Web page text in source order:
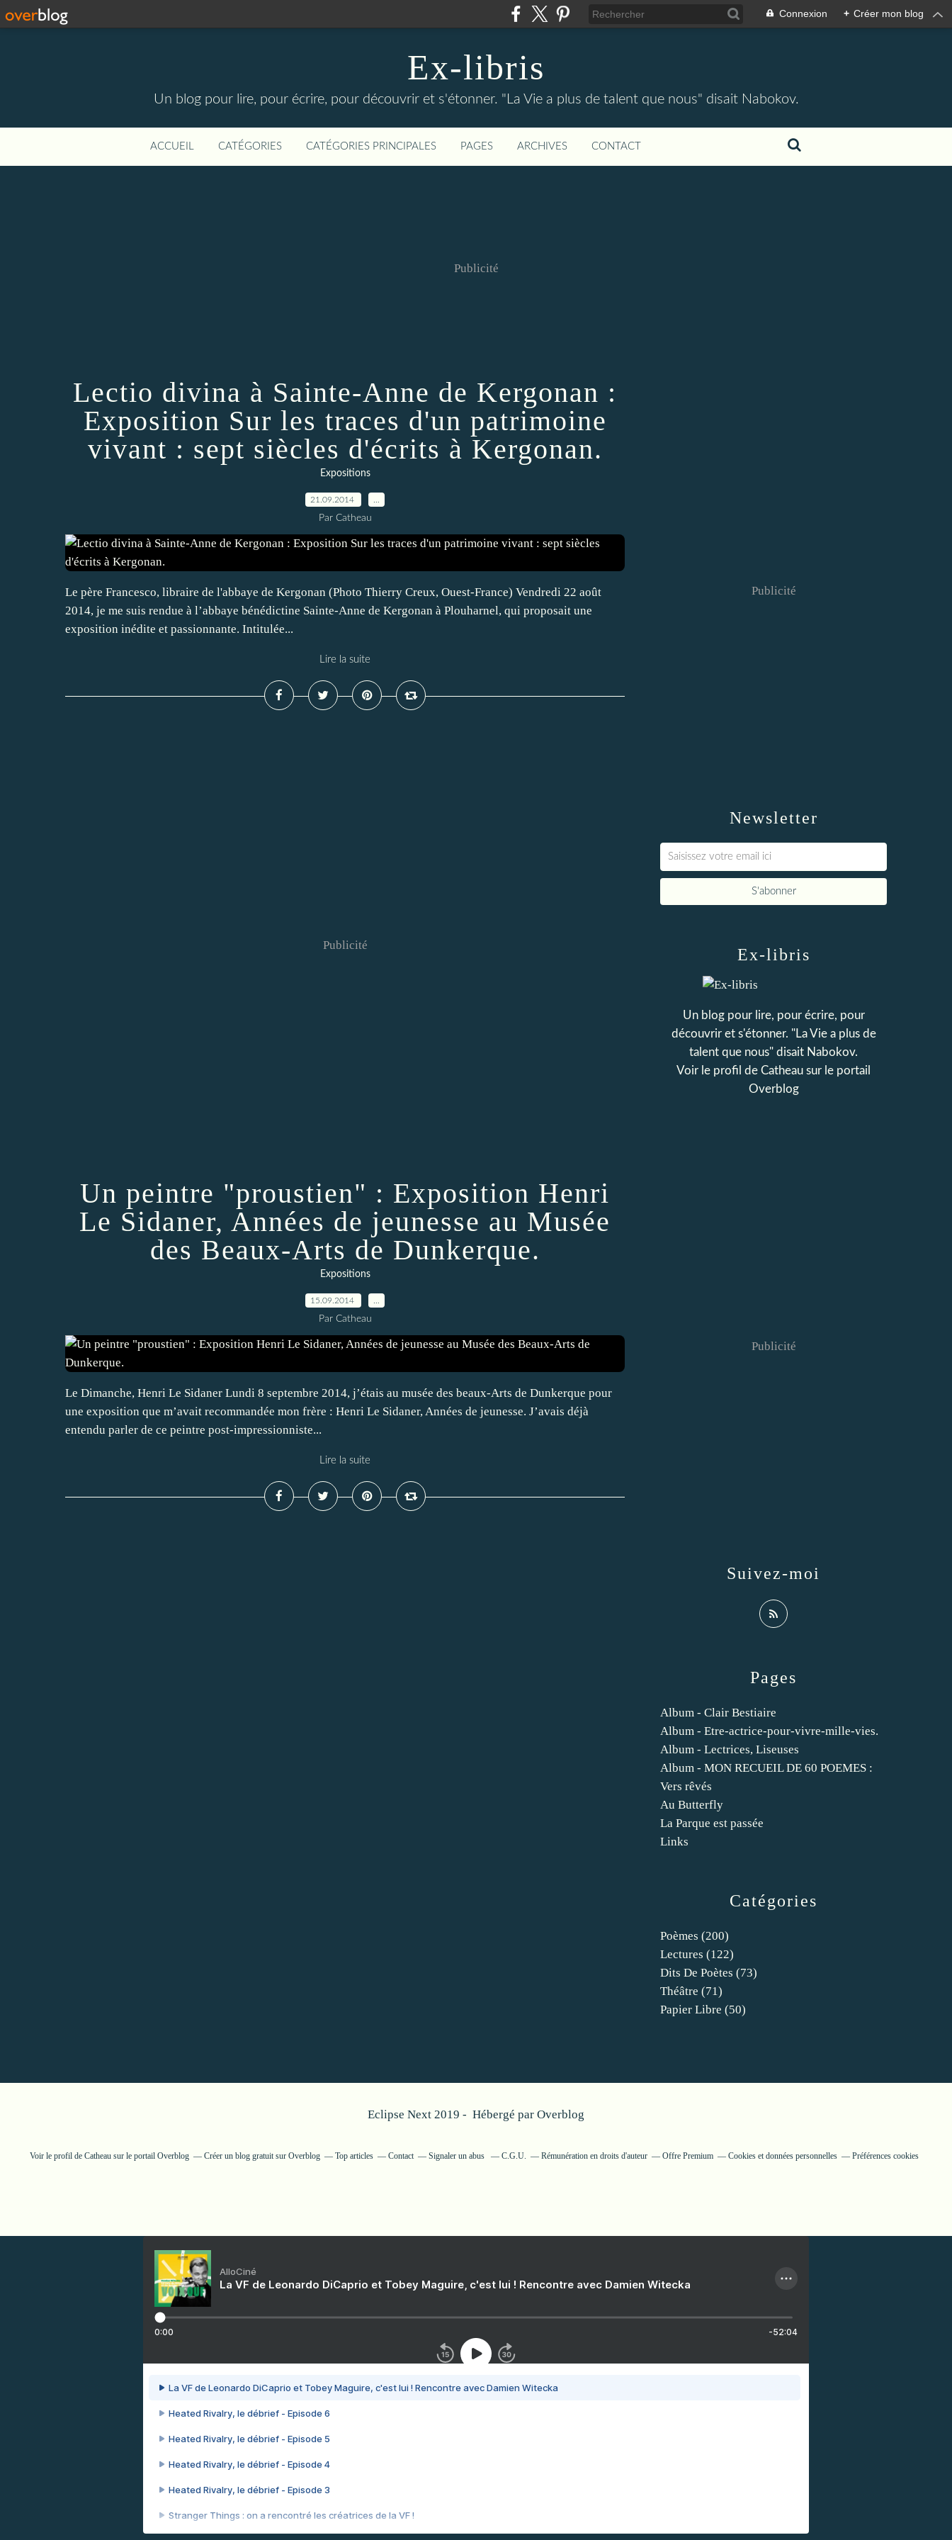
Connexion + Créer mon blog
Ex-libris
Un blog pour lire, pour écrire, pour découvrir et s'étonner. "La Vie a plus de talent que nous" disait Nabokov.
ACCUEIL CATÉGORIES CATÉGORIES PRINCIPALES PAGES ARCHIVES CONTACT
Publicité
Lectio divina à Sainte-Anne de Kergonan :
Exposition Sur les traces d'un patrimoine
vivant : sept siècles d'écrits à Kergonan.
Expositions
21.09.2014
Par Catheau
Le père Francesco, libraire de l'abbaye de Kergonan (Photo Thierry Creux, Ouest-France) Vendredi 22 août
2014, je me suis rendue à l’abbaye bénédictine Sainte-Anne de Kergonan à Plouharnel, qui proposait une
exposition inédite et passionnante. Intitulée...
Lire la suite
Publicité
Un peintre "proustien" : Exposition Henri
Le Sidaner, Années de jeunesse au Musée
des Beaux-Arts de Dunkerque.
Expositions
15.09.2014
Par Catheau
Le Dimanche, Henri Le Sidaner Lundi 8 septembre 2014, j’étais au musée des beaux-Arts de Dunkerque pour
une exposition que m’avait recommandée mon frère : Henri Le Sidaner, Années de jeunesse. J’avais déjà
entendu parler de ce peintre post-impressionniste...
Lire la suite
Newsletter
Publicité
Catégories
Poèmes (200)
Lectures (122)
Dits De Poètes (73)
Théâtre (71)
Papier Libre (50)
Pages
Album - Clair Bestiaire
Album - Etre-actrice-pour-vivre-mille-vies.
Album - Lectrices, Liseuses
Album - MON RECUEIL DE 60 POEMES :
Vers rêvés
Au Butterfly
La Parque est passée
Links
Ex-libris
Un blog pour lire, pour écrire, pour
découvrir et s'étonner. "La Vie a plus de
talent que nous" disait Nabokov.
Voir le profil de Catheau sur le portail
Overblog
Suivez-moi
Publicité
Eclipse Next 2019 - Hébergé par Overblog
Voir le profil de Catheausur le portail Overblog Créer un blog gratuit sur Overblog Top articles Contact Signaler un abus C.G.U. Rémunération en droits d'auteur Offre Premium Cookies et données personnelles Préférences cookies
AlloCiné
La VF de Leonardo DiCaprio et Tobey Maguire, c'est lui ! Rencontre avec Damien Witecka
0:00 -52:04
La VF de Leonardo DiCaprio et Tobey Maguire, c'est lui ! Rencontre avec Damien Witecka
Heated Rivalry, le débrief - Episode 6
Heated Rivalry, le débrief - Episode 5
Heated Rivalry, le débrief - Episode 4
Heated Rivalry, le débrief - Episode 3
Stranger Things : on a rencontré les créatrices de la VF !